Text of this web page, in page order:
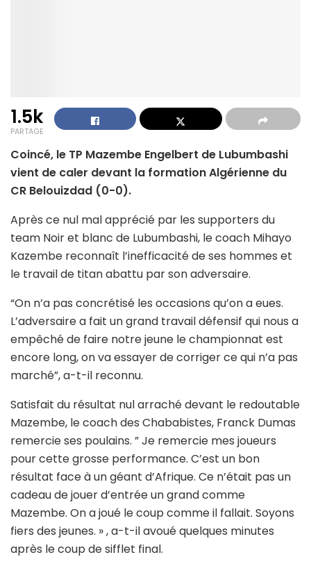
1.5k
PARTAGE
Coincé, le TP Mazembe Engelbert de Lubumbashi
vient de caler devant la formation Algérienne du
CR Belouizdad (0-0).
Après ce nul mal apprécié par les supporters du
team Noir et blanc de Lubumbashi, le coach Mihayo
Kazembe reconnaît l’inefficacité de ses hommes et
le travail de titan abattu par son adversaire.
“On n’a pas concrétisé les occasions qu’on a eues.
L’adversaire a fait un grand travail défensif qui nous a
empêché de faire notre jeune le championnat est
encore long, on va essayer de corriger ce qui n’a pas
marché”, a-t-il reconnu.
Satisfait du résultat nul arraché devant le redoutable
Mazembe, le coach des Chababistes, Franck Dumas
remercie ses poulains. ” Je remercie mes joueurs
pour cette grosse performance. C’est un bon
résultat face à un géant d’Afrique. Ce n’était pas un
cadeau de jouer d’entrée un grand comme
Mazembe. On a joué le coup comme il fallait. Soyons
fiers des jeunes. » , a-t-il avoué quelques minutes
après le coup de sifflet final.